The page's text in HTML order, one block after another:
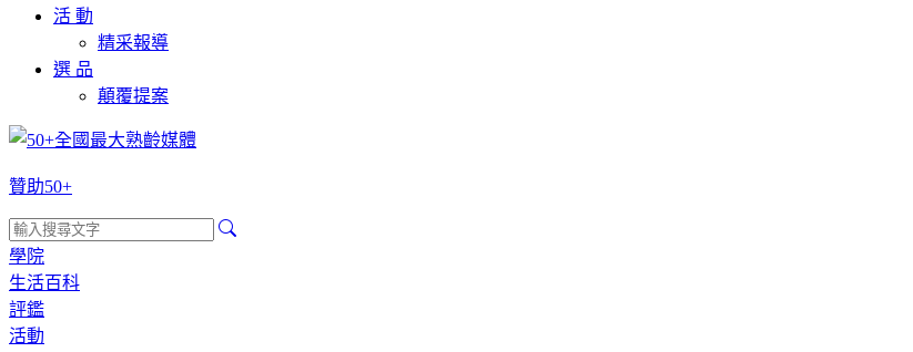
活 動
精采報導
選 品
顛覆提案
贊助50+
學院
生活百科
評鑑
活動